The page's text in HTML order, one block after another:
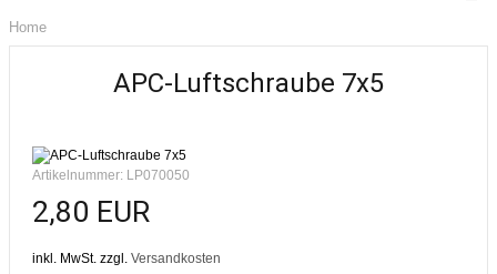
Home
APC-Luftschraube 7x5
Artikelnummer: LP070050
2,80 EUR
inkl. MwSt. zzgl. Versandkosten